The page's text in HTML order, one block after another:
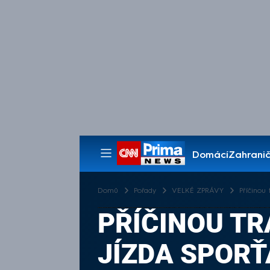
Domácí
Pořady
Domů Pořady VELKÉ ZPRÁVY Příčinou
PŘÍČINOU
JÍZDA